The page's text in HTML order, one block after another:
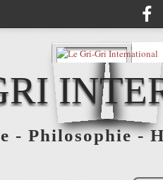
Philosophie -